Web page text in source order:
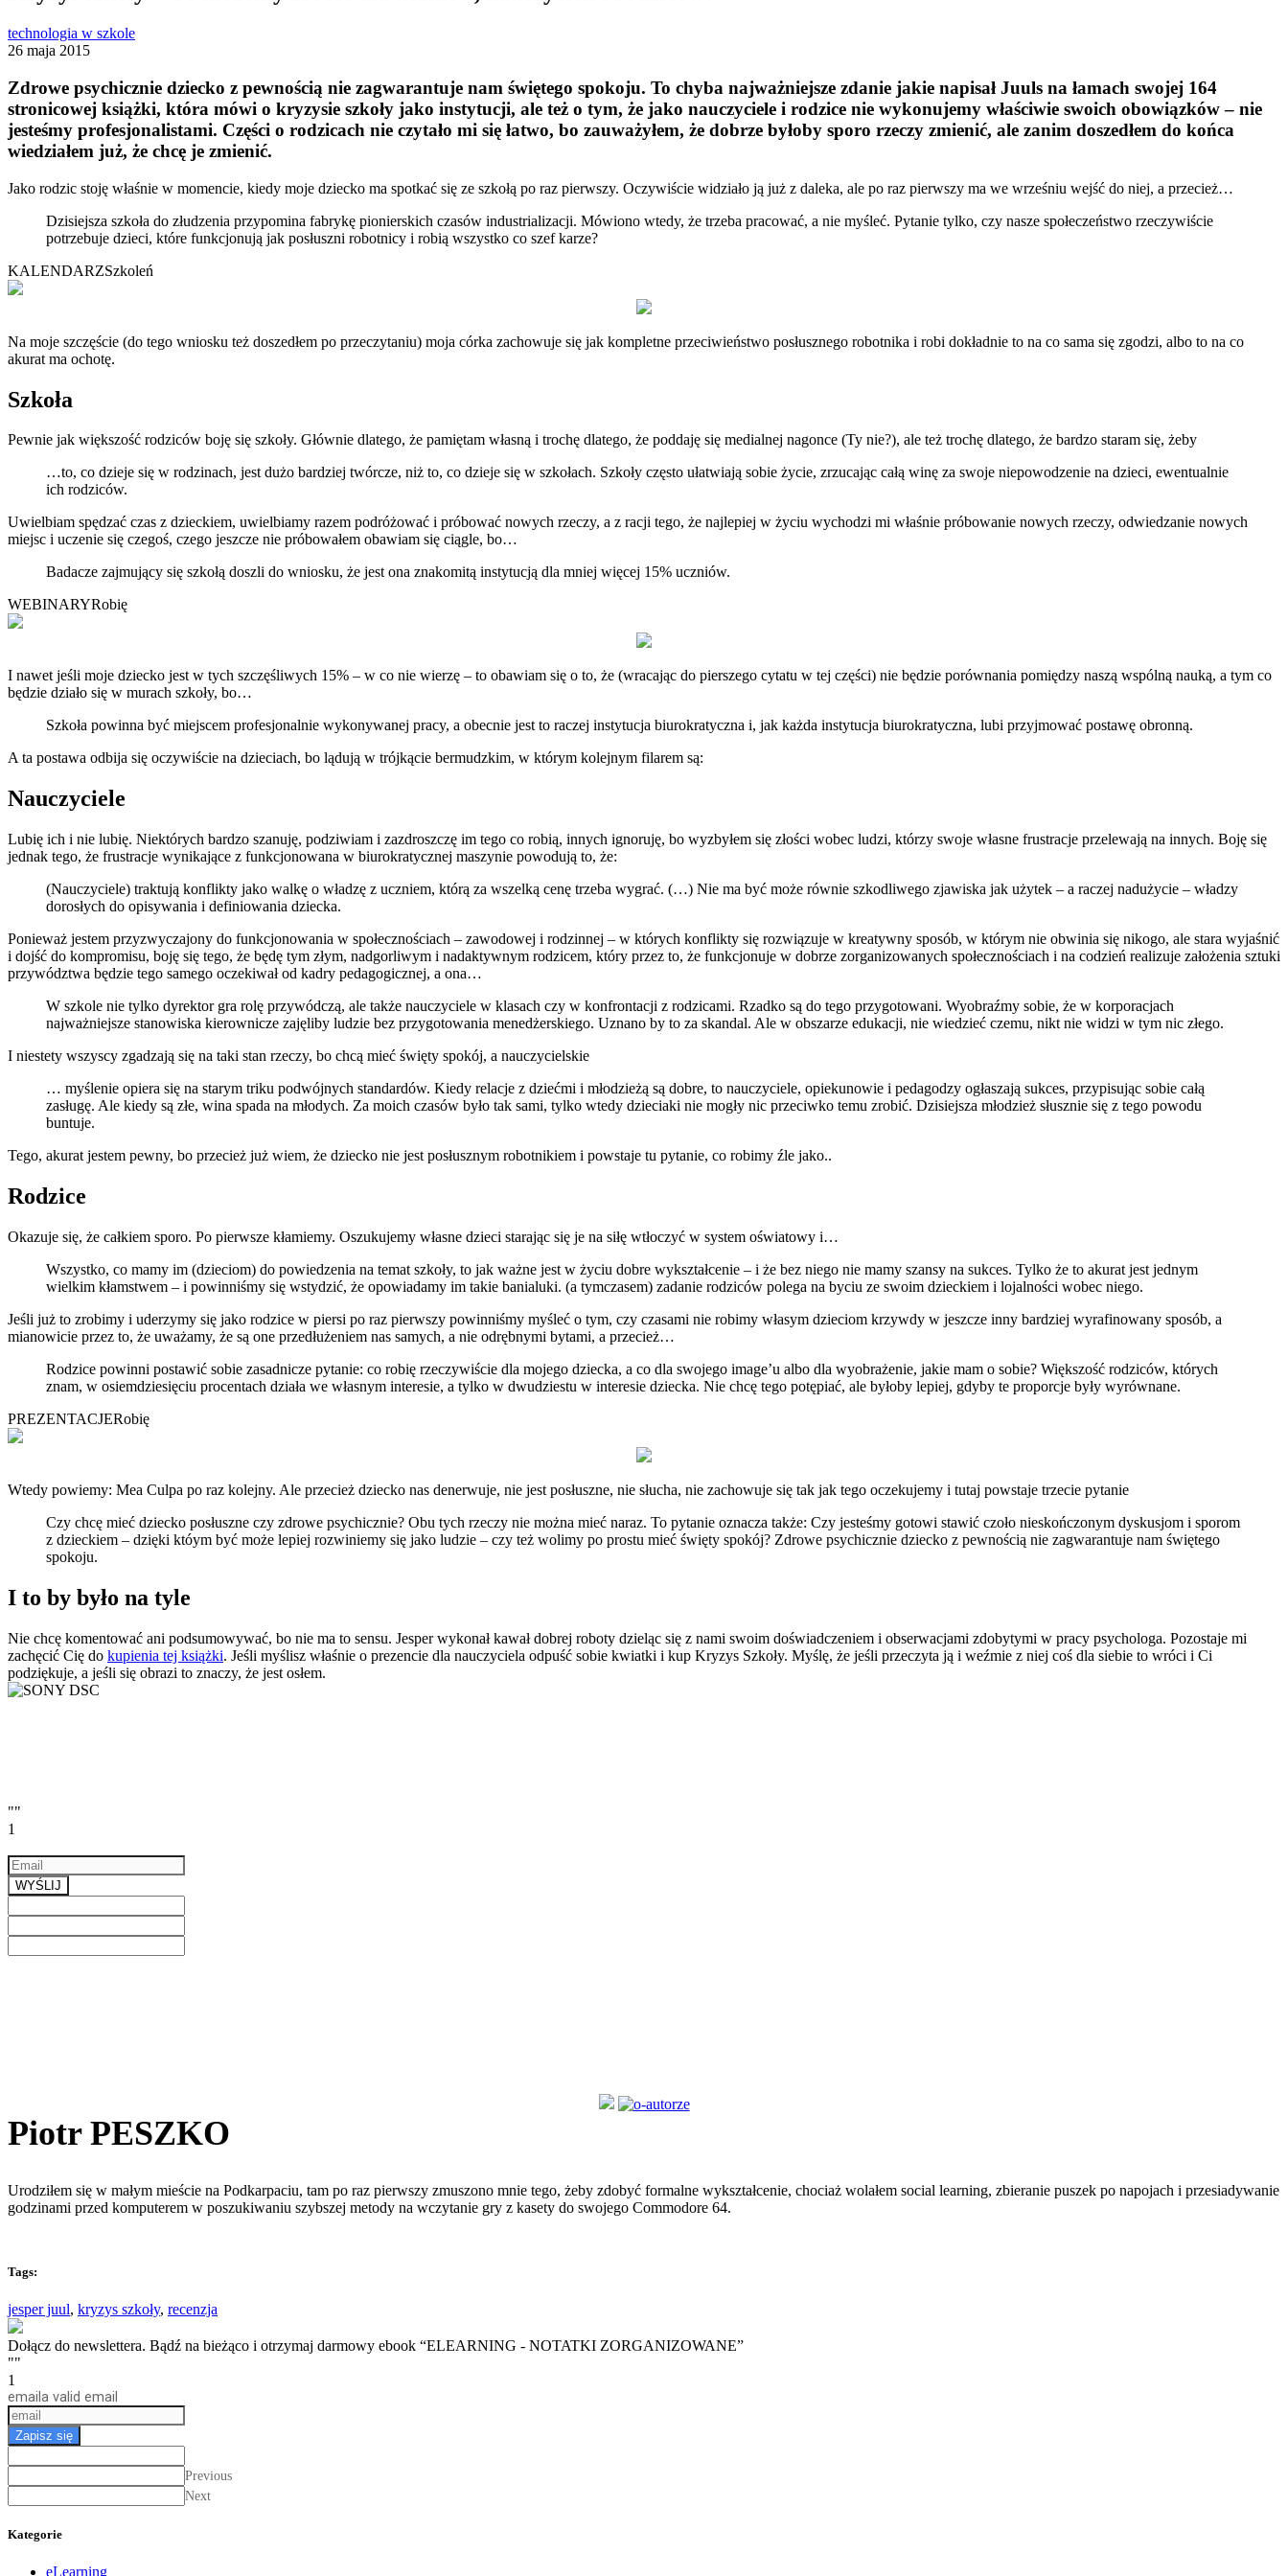
technologia w szkole
26 maja 2015
Zdrowe psychicznie dziecko z pewnością nie zagwarantuje nam świętego spokoju. To chyba najważniejsze zdanie jakie napisał Juuls na łamach swojej 164
stronicowej książki, która mówi o kryzysie szkoły jako instytucji, ale też o tym, że jako nauczyciele i rodzice nie wykonujemy właściwie swoich obowiązków – nie
jesteśmy profesjonalistami. Części o rodzicach nie czytało mi się łatwo, bo zauważyłem, że dobrze byłoby sporo rzeczy zmienić, ale zanim doszedłem do końca
wiedziałem już, że chcę je zmienić.
Jako rodzic stoję właśnie w momencie, kiedy moje dziecko ma spotkać się ze szkołą po raz pierwszy. Oczywiście widziało ją już z daleka, ale po raz pierwszy ma we wrześniu wejść do niej, a przecież…
Dzisiejsza szkoła do złudzenia przypomina fabrykę pionierskich czasów industrializacji. Mówiono wtedy, że trzeba pracować, a nie myśleć. Pytanie tylko, czy nasze społeczeństwo rzeczywiście
potrzebuje dzieci, które funkcjonują jak posłuszni robotnicy i robią wszystko co szef karze?
KALENDARZSzkoleń
Na moje szczęście (do tego wniosku też doszedłem po przeczytaniu) moja córka zachowuje się jak kompletne przeciwieństwo posłusznego robotnika i robi dokładnie to na co sama się zgodzi, albo to na co
akurat ma ochotę.
Szkoła
Pewnie jak większość rodziców boję się szkoły. Głównie dlatego, że pamiętam własną i trochę dlatego, że poddaję się medialnej nagonce (Ty nie?), ale też trochę dlatego, że bardzo staram się, żeby
…to, co dzieje się w rodzinach, jest dużo bardziej twórcze, niż to, co dzieje się w szkołach. Szkoły często ułatwiają sobie życie, zrzucając całą winę za swoje niepowodzenie na dzieci, ewentualnie
ich rodziców.
Uwielbiam spędzać czas z dzieckiem, uwielbiamy razem podróżować i próbować nowych rzeczy, a z racji tego, że najlepiej w życiu wychodzi mi właśnie próbowanie nowych rzeczy, odwiedzanie nowych
miejsc i uczenie się czegoś, czego jeszcze nie próbowałem obawiam się ciągle, bo…
Badacze zajmujący się szkołą doszli do wniosku, że jest ona znakomitą instytucją dla mniej więcej 15% uczniów.
WEBINARYRobię
I nawet jeśli moje dziecko jest w tych szczęśliwych 15% – w co nie wierzę – to obawiam się o to, że (wracając do pierszego cytatu w tej części) nie będzie porównania pomiędzy naszą wspólną nauką, a tym co
będzie działo się w murach szkoły, bo…
Szkoła powinna być miejscem profesjonalnie wykonywanej pracy, a obecnie jest to raczej instytucja biurokratyczna i, jak każda instytucja biurokratyczna, lubi przyjmować postawę obronną.
A ta postawa odbija się oczywiście na dzieciach, bo lądują w trójkącie bermudzkim, w którym kolejnym filarem są:
Nauczyciele
Lubię ich i nie lubię. Niektórych bardzo szanuję, podziwiam i zazdroszczę im tego co robią, innych ignoruję, bo wyzbyłem się złości wobec ludzi, którzy swoje własne frustracje przelewają na innych. Boję się
jednak tego, że frustracje wynikające z funkcjonowana w biurokratycznej maszynie powodują to, że:
(Nauczyciele) traktują konflikty jako walkę o władzę z uczniem, którą za wszelką cenę trzeba wygrać. (…) Nie ma być może równie szkodliwego zjawiska jak użytek – a raczej nadużycie – władzy
dorosłych do opisywania i definiowania dziecka.
Ponieważ jestem przyzwyczajony do funkcjonowania w społecznościach – zawodowej i rodzinnej – w których konflikty się rozwiązuje w kreatywny sposób, w którym nie obwinia się nikogo, ale stara wyjaśnić
i dojść do kompromisu, boję się tego, że będę tym złym, nadgorliwym i nadaktywnym rodzicem, który przez to, że funkcjonuje w dobrze zorganizowanych społecznościach i na codzień realizuje założenia sztuki
przywództwa będzie tego samego oczekiwał od kadry pedagogicznej, a ona…
W szkole nie tylko dyrektor gra rolę przywódczą, ale także nauczyciele w klasach czy w konfrontacji z rodzicami. Rzadko są do tego przygotowani. Wyobraźmy sobie, że w korporacjach
najważniejsze stanowiska kierownicze zajęliby ludzie bez przygotowania menedżerskiego. Uznano by to za skandal. Ale w obszarze edukacji, nie wiedzieć czemu, nikt nie widzi w tym nic złego.
I niestety wszyscy zgadzają się na taki stan rzeczy, bo chcą mieć święty spokój, a nauczycielskie
… myślenie opiera się na starym triku podwójnych standardów. Kiedy relacje z dziećmi i młodzieżą są dobre, to nauczyciele, opiekunowie i pedagodzy ogłaszają sukces, przypisując sobie całą
zasługę. Ale kiedy są złe, wina spada na młodych. Za moich czasów było tak sami, tylko wtedy dzieciaki nie mogły nic przeciwko temu zrobić. Dzisiejsza młodzież słusznie się z tego powodu
buntuje.
Tego, akurat jestem pewny, bo przecież już wiem, że dziecko nie jest posłusznym robotnikiem i powstaje tu pytanie, co robimy źle jako..
Rodzice
Okazuje się, że całkiem sporo. Po pierwsze kłamiemy. Oszukujemy własne dzieci starając się je na siłę wtłoczyć w system oświatowy i…
Wszystko, co mamy im (dzieciom) do powiedzenia na temat szkoły, to jak ważne jest w życiu dobre wykształcenie – i że bez niego nie mamy szansy na sukces. Tylko że to akurat jest jednym
wielkim kłamstwem – i powinniśmy się wstydzić, że opowiadamy im takie banialuki. (a tymczasem) zadanie rodziców polega na byciu ze swoim dzieckiem i lojalności wobec niego.
Jeśli już to zrobimy i uderzymy się jako rodzice w piersi po raz pierwszy powinniśmy myśleć o tym, czy czasami nie robimy własym dzieciom krzywdy w jeszcze inny bardziej wyrafinowany sposób, a
mianowicie przez to, że uważamy, że są one przedłużeniem nas samych, a nie odrębnymi bytami, a przecież…
Rodzice powinni postawić sobie zasadnicze pytanie: co robię rzeczywiście dla mojego dziecka, a co dla swojego image’u albo dla wyobrażenie, jakie mam o sobie? Większość rodziców, których
znam, w osiemdziesięciu procentach działa we własnym interesie, a tylko w dwudziestu w interesie dziecka. Nie chcę tego potępiać, ale byłoby lepiej, gdyby te proporcje były wyrównane.
PREZENTACJERobię
Wtedy powiemy: Mea Culpa po raz kolejny. Ale przecież dziecko nas denerwuje, nie jest posłuszne, nie słucha, nie zachowuje się tak jak tego oczekujemy i tutaj powstaje trzecie pytanie
Czy chcę mieć dziecko posłuszne czy zdrowe psychicznie? Obu tych rzeczy nie można mieć naraz. To pytanie oznacza także: Czy jesteśmy gotowi stawić czoło nieskończonym dyskusjom i sporom
z dzieckiem – dzięki któym być może lepiej rozwiniemy się jako ludzie – czy też wolimy po prostu mieć święty spokój? Zdrowe psychicznie dziecko z pewnością nie zagwarantuje nam świętego
spokoju.
I to by było na tyle
Nie chcę komentować ani podsumowywać, bo nie ma to sensu. Jesper wykonał kawał dobrej roboty dzieląc się z nami swoim doświadczeniem i obserwacjami zdobytymi w pracy psychologa. Pozostaje mi
zachęcić Cię do kupienia tej książki. Jeśli myślisz właśnie o prezencie dla nauczyciela odpuść sobie kwiatki i kup Kryzys Szkoły. Myślę, że jeśli przeczyta ją i weźmie z niej coś dla siebie to wróci i Ci
podziękuje, a jeśli się obrazi to znaczy, że jest osłem.
""
1
WYŚLIJ
Piotr PESZKO
Urodziłem się w małym mieście na Podkarpaciu, tam po raz pierwszy zmuszono mnie tego, żeby zdobyć formalne wykształcenie, chociaż wolałem social learning, zbieranie puszek po napojach i przesiadywanie
godzinami przed komputerem w poszukiwaniu szybszej metody na wczytanie gry z kasety do swojego Commodore 64.
Tags:
jesper juul, kryzys szkoły, recenzja
Dołącz do newslettera. Bądź na bieżąco i otrzymaj darmowy ebook “ELEARNING - NOTATKI ZORGANIZOWANE”
""
1
email a valid email
Zapisz się
Previous
Next
Kategorie
eLearning